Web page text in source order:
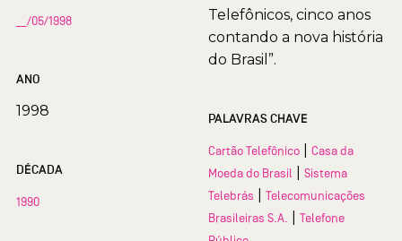
__/05/1998
ANO
1998
DÉCADA
1990
Telefônicos, cinco anos
contando a nova história
do Brasil”.
PALAVRAS CHAVE
Cartão Telefônico
Casa da
Moeda do Brasil
Sistema
Telebrás
Telecomunicações
Brasileiras S.A.
Telefone